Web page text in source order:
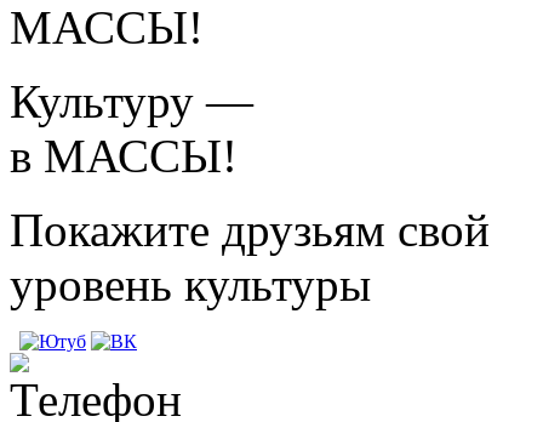
Культуру —
в МАССЫ!
Покажите друзьям свой
уровень культуры